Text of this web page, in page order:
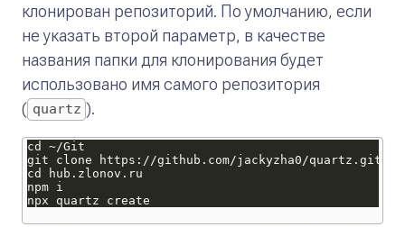
клонирован репозиторий. По умолчанию, если
не указать второй параметр, в качестве
названия папки для клонирования будет
использовано имя самого репозитория
( quartz ).